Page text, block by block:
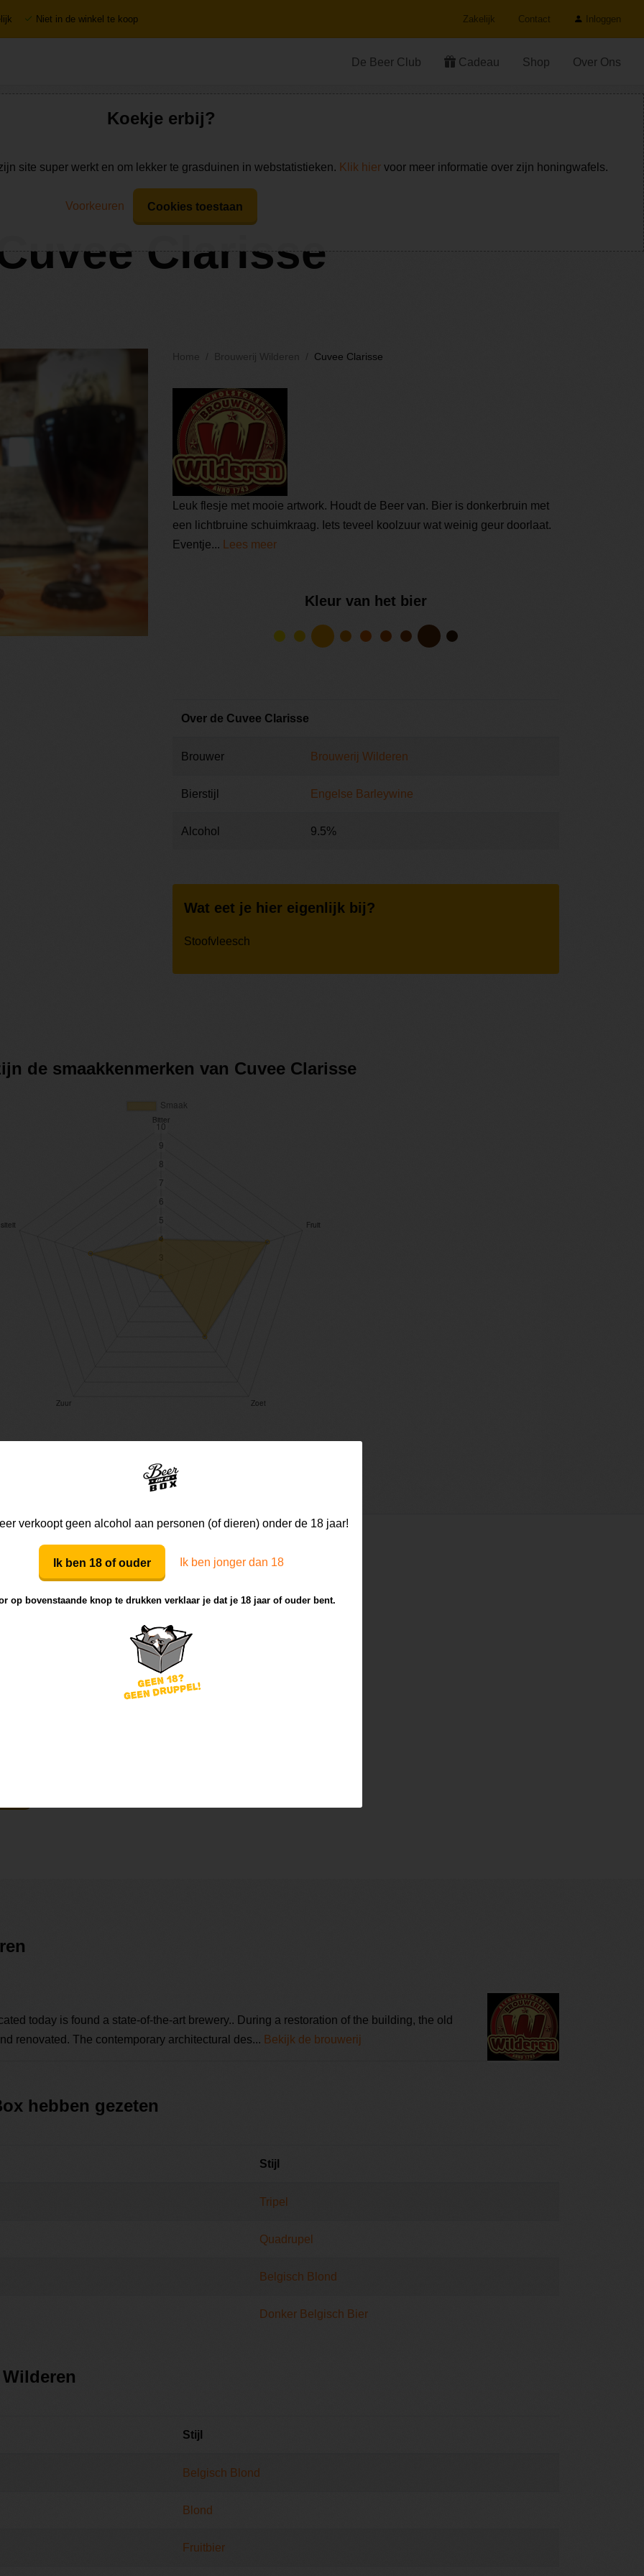
Niet in de winkel te koop Zakelijk Contact Inloggen
De Beer Club Cadeau Shop Over Ons
Clarisse
Home Brouwerij Wilderen Cuvee Clarisse
Leuk flesje met mooie artwork. Houdt de Beer van. Bier is donkerbruin met
een lichtbruine schuimkraag. Iets teveel koolzuur wat weinig geur doorlaat.
Eventje... Lees meer
Kleur van het bier
Over de Cuvee Clarisse
Brouwer Brouwerij Wilderen
Bierstijl Engelse Barleywine
Alcohol 9.5%
Wat eet je hier eigenlijk bij?
Stoofvleesch
de smaakkenmerken van Cuvee Clarisse
Mijn review bij dit bier
today is found a state-of-the-art brewery.. During a restoration of the building, the old
renovated. The contemporary architectural des... Bekijk de brouwerij
hebben gezeten
Stijl
Tripel
Quadrupel
Belgisch Blond
Donker Belgisch Bier
Stijl
Belgisch Blond
Blond
Fruitbier
verkoopt geen alcohol aan personen (of dieren) onder de 18 jaar!
Ik ben 18 of ouder Ik ben jonger dan 18
op bovenstaande knop te drukken verklaar je dat je 18 jaar of ouder bent.
Koekje erbij?
site super werkt en om lekker te grasduinen in webstatistieken. Klik hier voor meer informatie over zijn honingwafels.
Voorkeuren Cookies toestaan